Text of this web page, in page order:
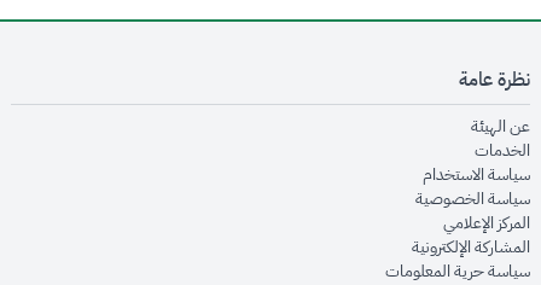
نظرة عامة
عن الهيئةopens in new window
الخدماتopens in new window
سياسة الاستخدام
سياسة الخصوصيةopens in new window
المركز الإعلاميopens in new window
المشاركة الإلكترونيةopens in new window
سياسة حرية المعلوماتopens in new window